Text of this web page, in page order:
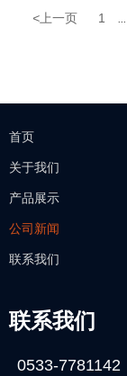
<上一页 1 ...
首页
关于我们
产品展示
公司新闻
联系我们
联系我们
0533-7781142